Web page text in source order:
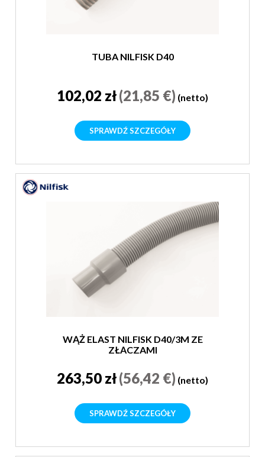
TUBA NILFISK D40
102,02 zł(21,85 €) (netto)
SPRAWDŹ SZCZEGÓŁY
WĄŻ ELAST NILFISK D40/3M ZE
ZŁĄCZAMI
263,50 zł(56,42 €) (netto)
SPRAWDŹ SZCZEGÓŁY